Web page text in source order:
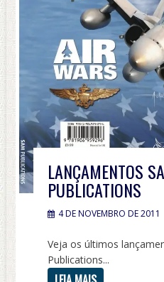
LANÇAMENTOS
PUBLICATIONS
4 DE NOVEMBRO DE 2011
Veja os últimos
Publications...